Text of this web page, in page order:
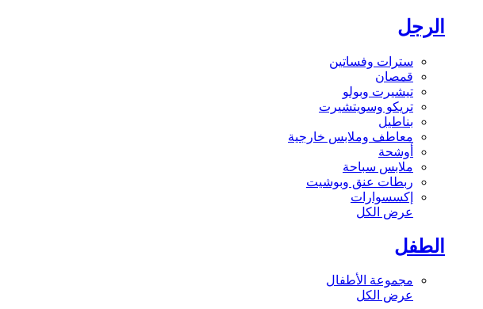
الرجل
سترات وفساتين
قمصان
تيشيرت وبولو
تريكو وسويتشيرت
بناطيل
معاطف وملابس خارجية
أوشحة
ملابس سباحة
ربطات عنق وبوشيت
إكسسوارات
عرض الكل
الطفل
مجموعة الأطفال
عرض الكل